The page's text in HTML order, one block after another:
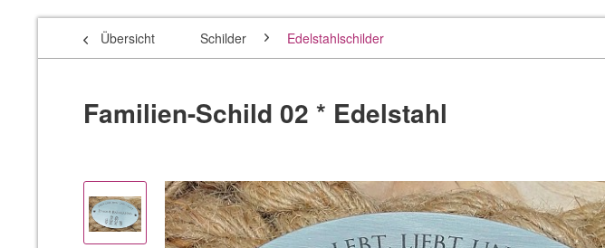
Übersicht Schilder Edelstahlschilder
Familien-Schild 02 * Edelstahl